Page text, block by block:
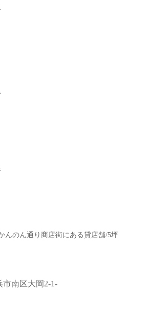
んのん通り商店街にある貸店舗/5坪
市南区大岡2-1-